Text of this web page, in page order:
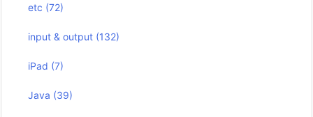
etc (72)
input & output (132)
iPad (7)
Java (39)